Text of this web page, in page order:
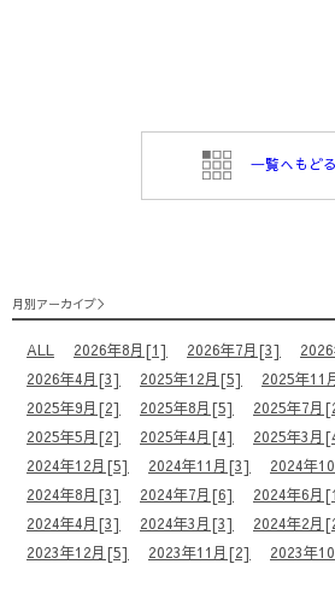
月別アーカイブ
ALL 2026年8月[1] 2026年7月[3]
2026年4月[3]
2025年12月[5] 2025年11
2025年9月[2]
2025年8月[5] 2025年7月
2025年5月[2]
2025年4月[4] 2025年3月
2024年12月[5]
2024年11月[3] 2024年
2024年8月[3]
2024年7月[6] 2024年6月
2024年4月[3]
2024年3月[3] 2024年2月
2023年12月[5]
2023年11月[2] 2023年
⼀覧へもどる